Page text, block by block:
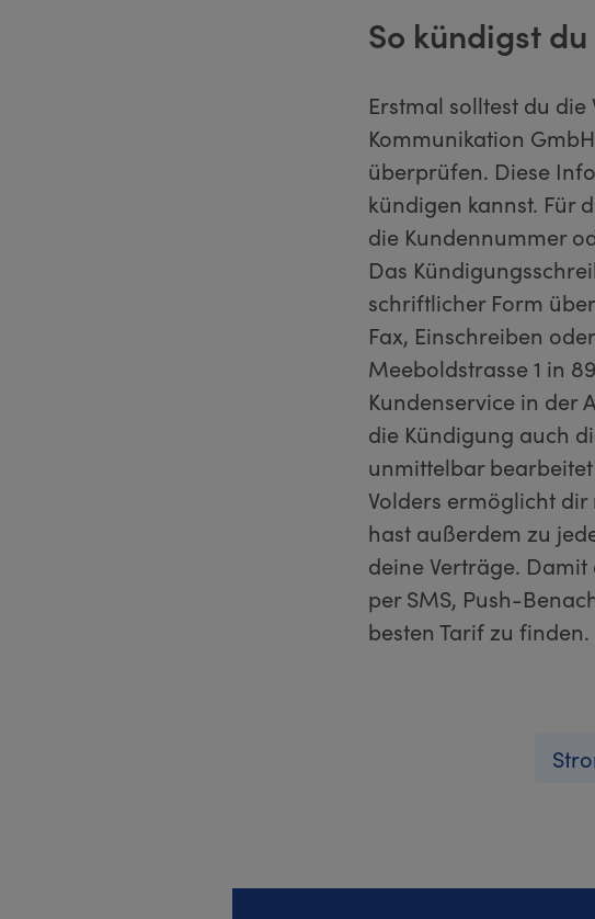
So kündigst
Erstmal solltest du
Kommunikation
überprüfen. Diese
kündigen kannst. Für
die Kundennummer
Das
schriftlicher Form
Fax, Einschreiben
Meeboldstrasse 1 in
Kundenservice in der
die Kündigung auch
unmittelbar
Volders ermöglicht
hast außerdem zu
deine Verträge.
per SMS, Push-
besten Tarif zu finden.